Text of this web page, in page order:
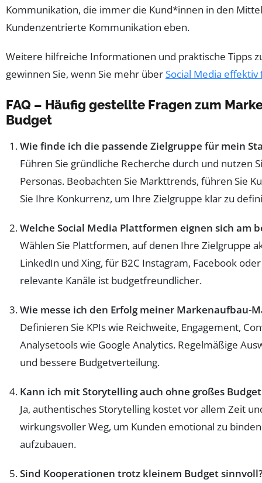
Kommunikation, die immer die Kund*innen in den
Kundenzentrierte Kommunikation eben.
Weitere hilfreiche Informationen und praktische Tipps
gewinnen Sie, wenn Sie mehr überSocial Media
FAQ – Häufig gestellte Fragen zum
Budget
Wie finde ich die passende Zielgruppe für mein
Führen Sie gründliche Recherche durch und nutzen
Personas. Beobachten Sie Markttrends, führen Sie
Sie Ihre Konkurrenz, um Ihre Zielgruppe klar zu
Welche Social Media Plattformen eignen sich am
Wählen Sie Plattformen, auf denen Ihre Zielgruppe
LinkedIn und Xing, für B2C Instagram, Facebook
relevante Kanäle ist budgetfreundlicher.
Wie messe ich den Erfolg meiner Markenaufbau-
Definieren Sie KPIs wie Reichweite, Engagement,
Analysetools wie Google Analytics. Regelmäßige
und bessere Budgetverteilung.
Kann ich mit Storytelling auch ohne großes
Ja, authentisches Storytelling kostet vor allem Zeit
wirkungsvoller Weg, um Kunden emotional zu
aufzubauen.
Sind Kooperationen trotz kleinem Budget